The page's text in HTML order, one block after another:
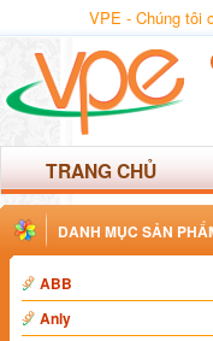
VPE - Chúng tôi
TRANG CHỦ
DANH MỤC SẢN
ABB
Anly